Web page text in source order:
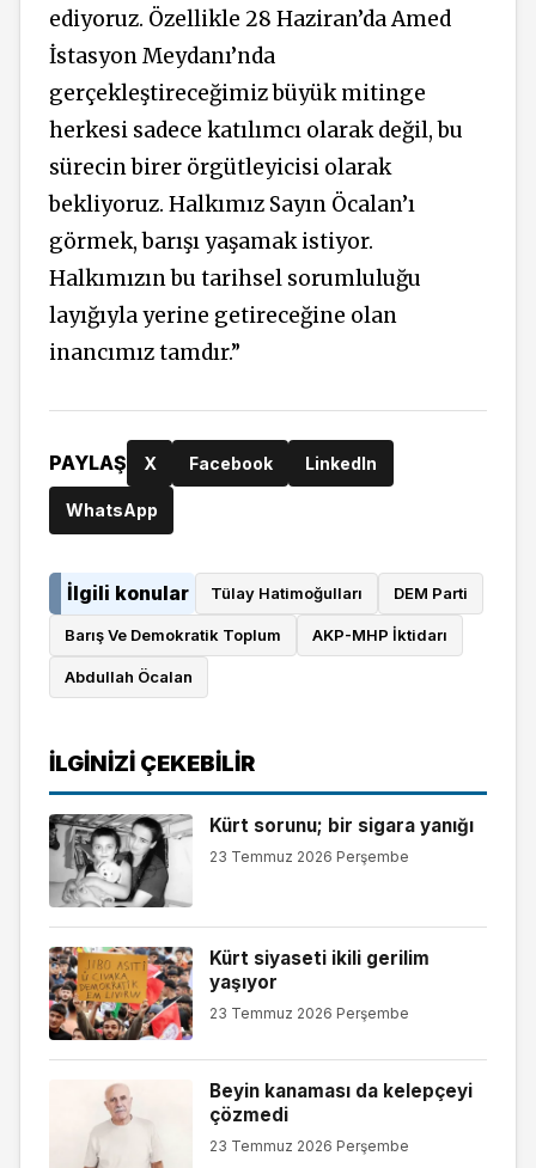
ediyoruz. Özellikle 28 Haziran’da Amed
İstasyon Meydanı’nda
gerçekleştireceğimiz büyük mitinge
herkesi sadece katılımcı olarak değil, bu
sürecin birer örgütleyicisi olarak
bekliyoruz. Halkımız Sayın Öcalan’ı
görmek, barışı yaşamak istiyor.
Halkımızın bu tarihsel sorumluluğu
layığıyla yerine getireceğine olan
inancımız tamdır.”
PAYLAŞ X Facebook LinkedIn
WhatsApp
İlgili konular Tülay Hatimoğulları DEM Parti
Barış Ve Demokratik Toplum AKP-MHP İktidarı
Abdullah Öcalan
İLGINIZI ÇEKEBILIR
Kürt sorunu; bir sigara yanığı
23 Temmuz 2026 Perşembe
Kürt siyaseti ikili gerilim
yaşıyor
23 Temmuz 2026 Perşembe
Beyin kanaması da kelepçeyi
çözmedi
23 Temmuz 2026 Perşembe